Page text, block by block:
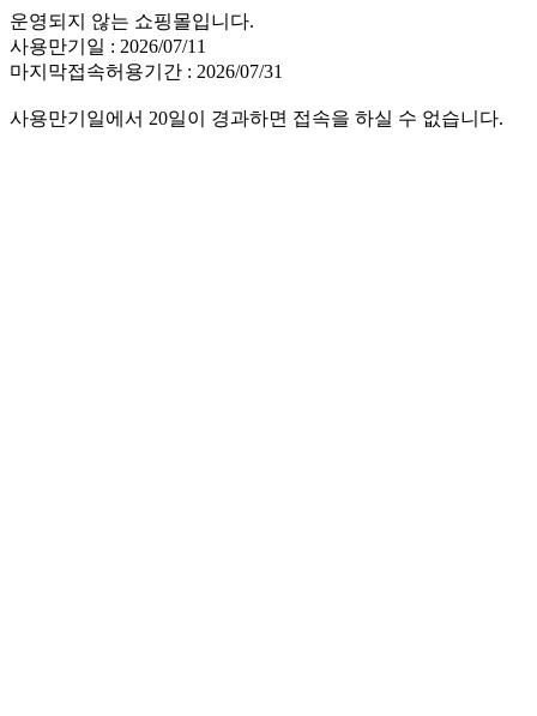
운영되지 않는 쇼핑몰입니다.
사용만기일 : 2026/07/11
마지막접속허용기간 : 2026/07/31
사용만기일에서 20일이 경과하면 접속을 하실 수 없습니다.